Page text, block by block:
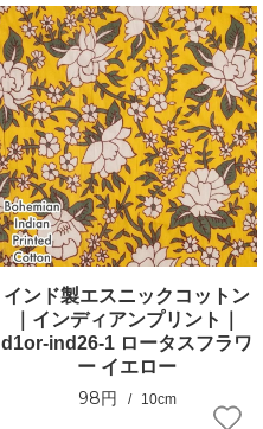
インド製エスニックコットン
｜インディアンプリント｜
d1or-ind26-1 ロータスフラワ
ー イエロー
98円 10cm